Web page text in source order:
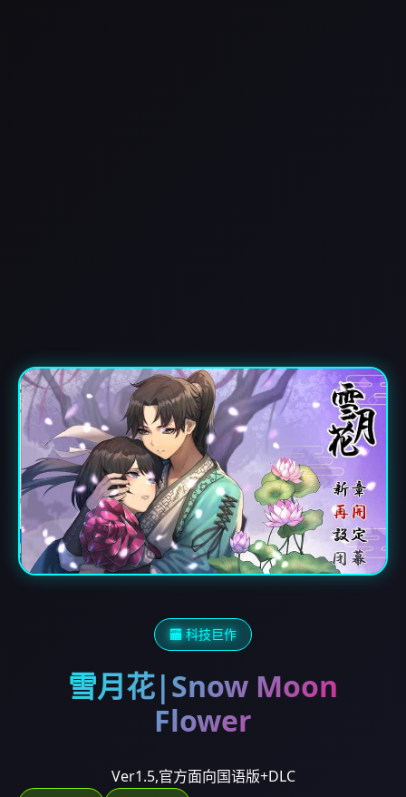
🏧 科技巨作
雪月花|Snow Moon
Flower
Ver1.5,官方面向国语版+DLC